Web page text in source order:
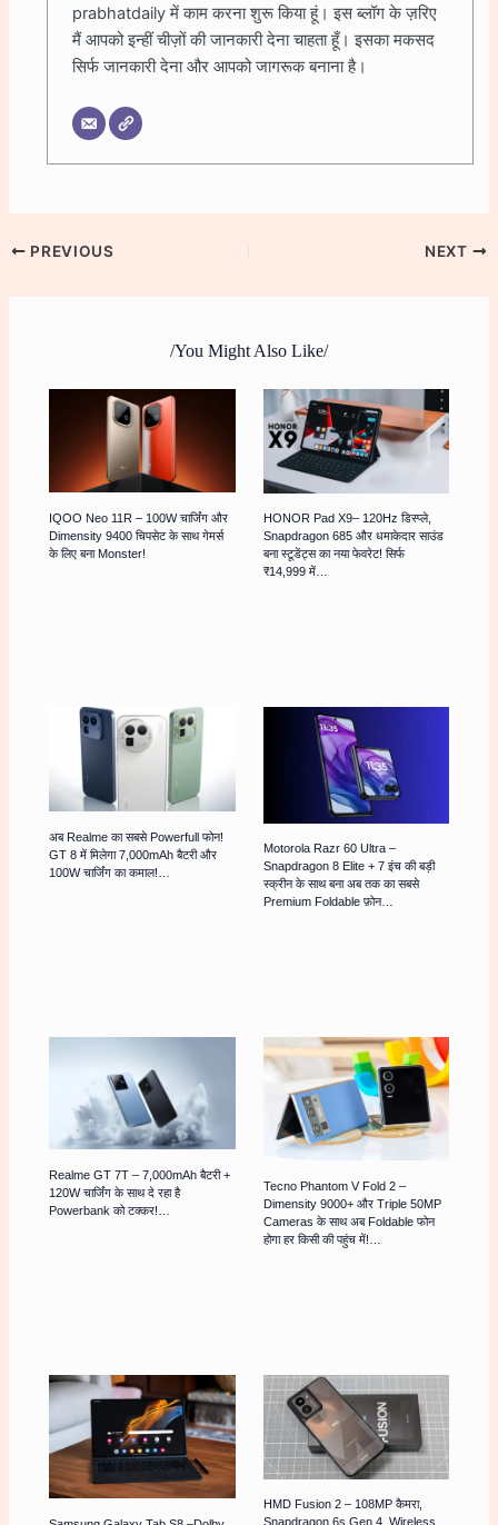
prabhatdaily में काम करना शुरू किया हूं। इस ब्लॉग के ज़रिए
मैं आपको इन्हीं चीज़ों की जानकारी देना चाहता हूँ। इसका मकसद
सिर्फ जानकारी देना और आपको जागरूक बनाना है।
PREVIOUS NEXT
/You Might Also Like/
IQOO Neo 11R – 100W चार्जिंग और
Dimensity 9400 चिपसेट के साथ गेमर्स
के लिए बना Monster!
HONOR Pad X9– 120Hz डिस्प्ले,
Snapdragon 685 और धमाकेदार साउंड
बना स्टूडेंट्स का नया फेवरेट! सिर्फ
₹14,999 में…
अब Realme का सबसे Powerfull फोन!
GT 8 में मिलेगा 7,000mAh बैटरी और
100W चार्जिंग का कमाल!…
Motorola Razr 60 Ultra –
Snapdragon 8 Elite + 7 इंच की बड़ी
स्क्रीन के साथ बना अब तक का सबसे
Premium Foldable फ़ोन…
Realme GT 7T – 7,000mAh बैटरी +
120W चार्जिंग के साथ दे रहा है
Powerbank को टक्कर!…
Tecno Phantom V Fold 2 –
Dimensity 9000+ और Triple 50MP
Cameras के साथ अब Foldable फोन
होगा हर किसी की पहुंच में!…
HMD Fusion 2 – 108MP कैमरा,
Snapdragon 6s Gen 4, Wireless